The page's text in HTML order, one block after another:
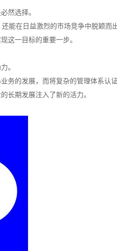
然选择。
能在日益激烈的市场竞争中脱颖而出
这一目标的重要一步。
。
务的发展，而将复杂的管理体系认
长期发展注入了新的活力。